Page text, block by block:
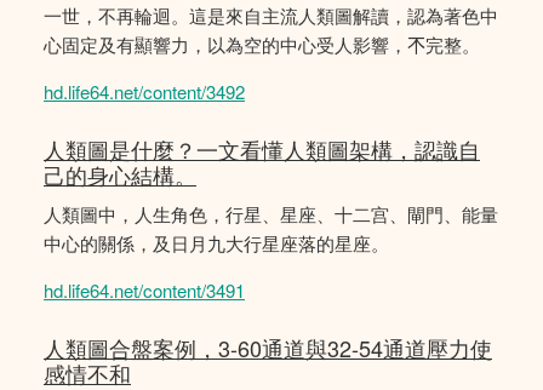
一世，不再輪迴。這是來自主流人類圖解讀，認為著色中
心固定及有顯響力，以為空的中心受人影響，𣎴完整。
hd.life64.net/content/3492
人類圖是什麼？一文看懂人類圖架構，認識自
己的身心結構。
人類圖中，人生角色，行星、星座、十二宫、閘門、能量
中心的關係，及日月九大行星座落的星座。
hd.life64.net/content/3491
人類圖合盤案例，3-60通道與32-54通道壓力使
感情不和